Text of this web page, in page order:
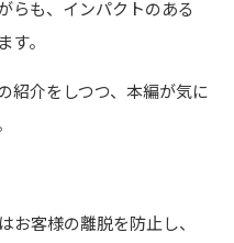
らも、インパクトのある
。
紹介をしつつ、本編が気に
お客様の離脱を防止し、